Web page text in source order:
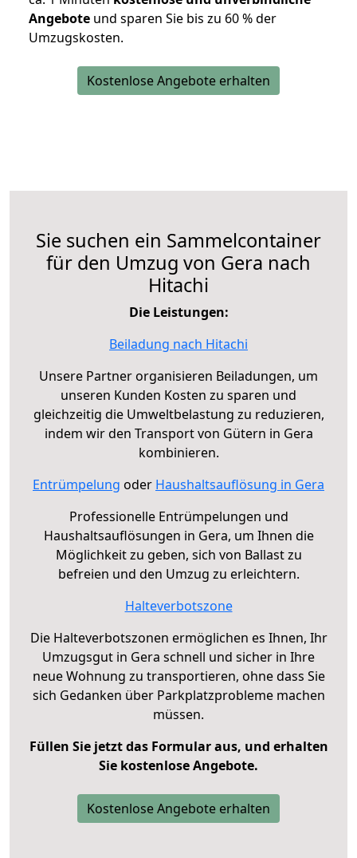
Angebote und sparen Sie bis zu 60 % der
Umzugskosten.
Kostenlose Angebote erhalten
Sie suchen ein Sammelcontainer
für den Umzug von Gera nach
Hitachi
Die Leistungen:
Beiladung nach Hitachi
Unsere Partner organisieren Beiladungen, um
unseren Kunden Kosten zu sparen und
gleichzeitig die Umweltbelastung zu reduzieren,
indem wir den Transport von Gütern in Gera
kombinieren.
Entrümpelung oder Haushaltsauflösung in Gera
Professionelle Entrümpelungen und
Haushaltsauflösungen in Gera, um Ihnen die
Möglichkeit zu geben, sich von Ballast zu
befreien und den Umzug zu erleichtern.
Halteverbotszone
Die Halteverbotszonen ermöglichen es Ihnen, Ihr
Umzugsgut in Gera schnell und sicher in Ihre
neue Wohnung zu transportieren, ohne dass Sie
sich Gedanken über Parkplatzprobleme machen
müssen.
Füllen Sie jetzt das Formular aus, und erhalten
Sie kostenlose Angebote.
Kostenlose Angebote erhalten